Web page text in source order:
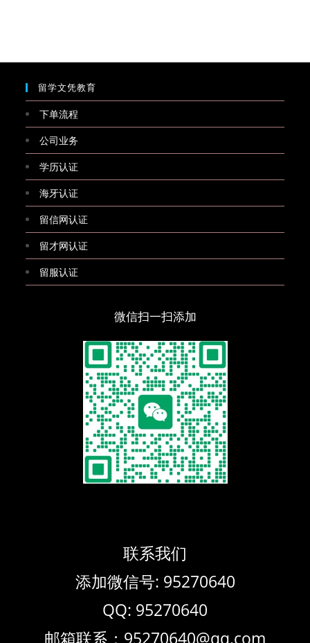
留学文凭教育
下单流程
公司业务
学历认证
海牙认证
留信网认证
留才网认证
留服认证
微信扫一扫添加
联系我们
添加微信号: 95270640
QQ: 95270640
邮箱联系：95270640@qq.com